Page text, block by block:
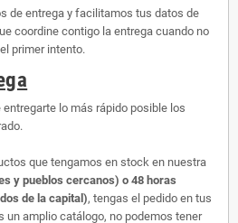
de entrega y facilitamos tus datos de
coordine contigo la entrega cuando no
primer intento.
lo más rápido posible los
que tengamos en stock en nuestra
y pueblos cercanos) o 48 horas
de la capital), tengas el pedido en tus
un amplio catálogo, no podemos tener